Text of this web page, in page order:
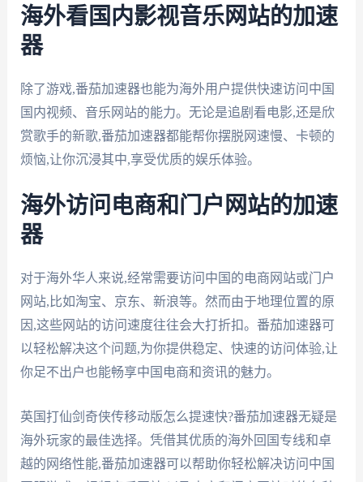
海外看国内影视音乐网站的加速
器
除了游戏,番茄加速器也能为海外用户提供快速访问中国
国内视频、音乐网站的能力。无论是追剧看电影,还是欣
赏歌手的新歌,番茄加速器都能帮你摆脱网速慢、卡顿的
烦恼,让你沉浸其中,享受优质的娱乐体验。
海外访问电商和门户网站的加速
器
对于海外华人来说,经常需要访问中国的电商网站或门户
网站,比如淘宝、京东、新浪等。然而由于地理位置的原
因,这些网站的访问速度往往会大打折扣。番茄加速器可
以轻松解决这个问题,为你提供稳定、快速的访问体验,让
你足不出户也能畅享中国电商和资讯的魅力。
英国打仙剑奇侠传移动版怎么提速快?番茄加速器无疑是
海外玩家的最佳选择。凭借其优质的海外回国专线和卓
越的网络性能,番茄加速器可以帮助你轻松解决访问中国